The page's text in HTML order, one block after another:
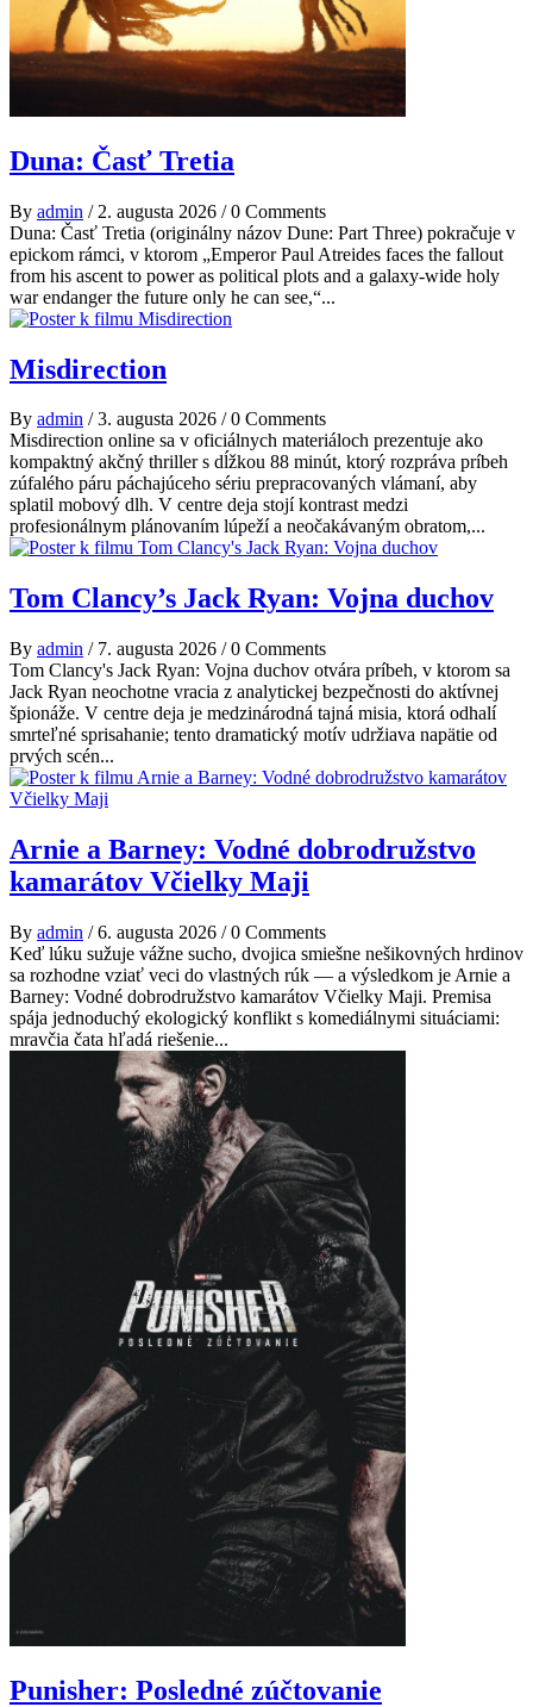
Duna: Časť Tretia
By admin / 2. augusta 2026 /0 Comments
Duna: Časť Tretia (originálny názov Dune: Part Three) pokračuje v
epickom rámci, v ktorom „Emperor Paul Atreides faces the fallout
from his ascent to power as political plots and a galaxy-wide holy
war endanger the future only he can see,“...
Misdirection
By admin /3. augusta 2026 /0 Comments
Misdirection online sa v oficiálnych materiáloch prezentuje ako
kompaktný akčný thriller s dĺžkou 88 minút, ktorý rozpráva príbeh
zúfalého páru páchajúceho sériu prepracovaných vlámaní, aby
splatil mobový dlh. V centre deja stojí kontrast medzi
profesionálnym plánovaním lúpeží a neočakávaným obratom,...
Tom Clancy’s Jack Ryan: Vojna duchov
By admin / 7. augusta 2026 /0 Comments
Tom Clancy's Jack Ryan: Vojna duchov otvára príbeh, v ktorom sa
Jack Ryan neochotne vracia z analytickej bezpečnosti do aktívnej
špionáže. V centre deja je medzinárodná tajná misia, ktorá odhalí
smrteľné sprisahanie; tento dramatický motív udržiava napätie od
prvých scén...
Arnie a Barney: Vodné dobrodružstvo
kamarátov Včielky Maji
By admin /6. augusta 2026 /0 Comments
Keď lúku sužuje vážne sucho, dvojica smiešne nešikovných hrdinov
sa rozhodne vziať veci do vlastných rúk — a výsledkom je Arnie a
Barney: Vodné dobrodružstvo kamarátov Včielky Maji. Premisa
spája jednoduchý ekologický konflikt s komediálnymi situáciami:
mravčia čata hľadá riešenie...
Punisher: Posledné zúčtovanie